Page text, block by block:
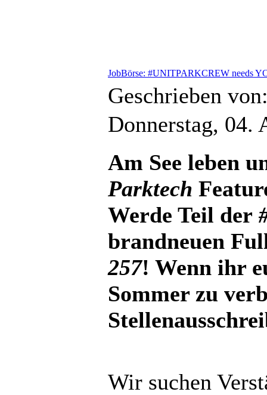
JobBörse: #UNITPARKCREW needs
Geschrieben
Donnerstag, 04.
Am See leben
Parktech
Werde Teil der
brandneuen
257! Wenn ihr
Sommer zu
Wir suchen